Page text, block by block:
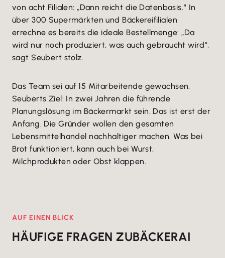
von acht Filialen: „Dann reicht die Datenbasis.“ In
über 300 Supermärkten und Bäckereifilialen
errechne es bereits die ideale Bestellmenge: „Da
wird nur noch produziert, was auch gebraucht wird“,
sagt Seubert stolz.
Das Team sei auf 15 Mitarbeitende gewachsen.
Seuberts Ziel: In zwei Jahren die führende
Planungslösung im Bäckermarkt sein. Das ist erst der
Anfang. Die Gründer wollen den gesamten
Lebensmittelhandel nachhaltiger machen. Was bei
Brot funktioniert, kann auch bei Wurst,
Milchprodukten oder Obst klappen.
AUF EINEN BLICK
HÄUFIGE FRAGEN ZUBÄCKERAI